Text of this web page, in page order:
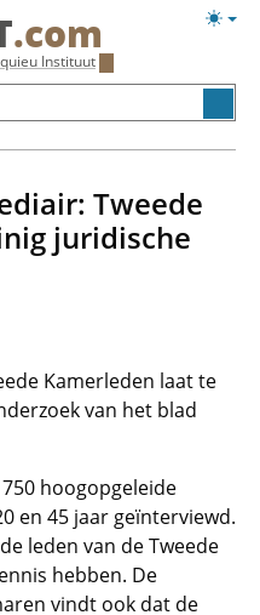
.com
Instituut
Tweede
juridische
Kamerleden laat te
van het blad
hoogopgeleide
en 45 jaar geïnterviewd.
leden van de Tweede
hebben. De
vindt ook dat de